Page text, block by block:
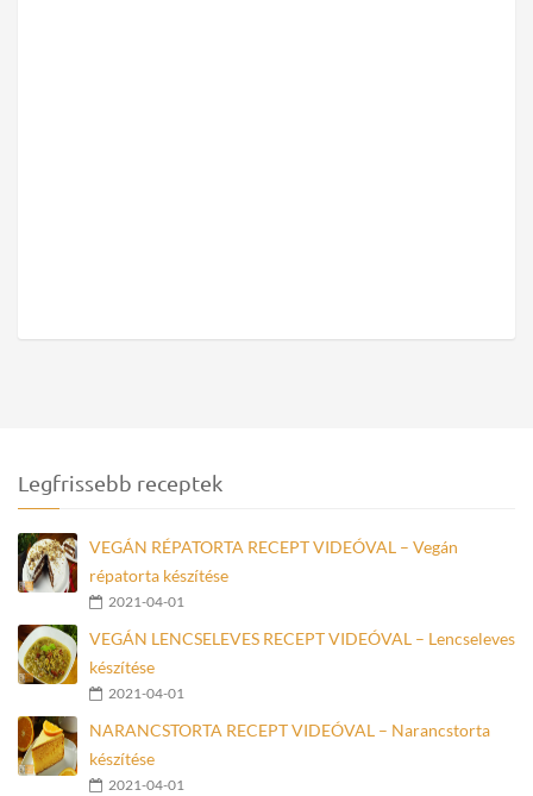
Legfrissebb receptek
VEGÁN RÉPATORTA RECEPT VIDEÓVAL – Vegán
répatorta készítése
2021-04-01
VEGÁN LENCSELEVES RECEPT VIDEÓVAL – Lencseleves
készítése
2021-04-01
NARANCSTORTA RECEPT VIDEÓVAL – Narancstorta
készítése
2021-04-01